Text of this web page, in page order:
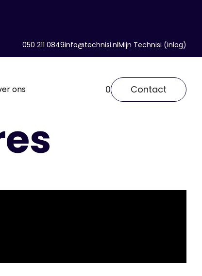
050 211 0849info@technisi.nlMijn Technisi (inlog)
ons 0 Contact